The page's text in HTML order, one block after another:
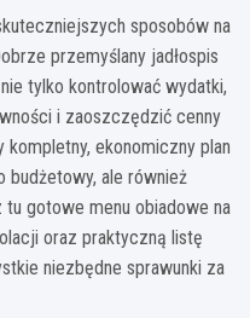
sposobów na
przemyślany jadłospis
tylko kontrolować wydatki,
i zaoszczędzić cenny
ekonomiczny plan
budżetowy, ale również
gotowe menu obiadowe na
oraz praktyczną listę
niezbędne sprawunki za